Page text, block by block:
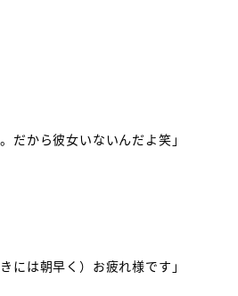
だから彼女いないんだよ笑」
には朝早く）お疲れ様です」